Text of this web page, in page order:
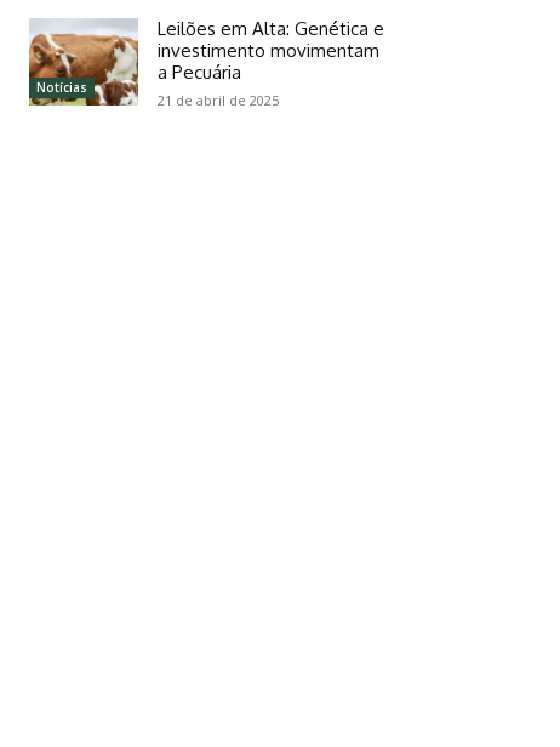
Notícias
Leilões em Alta: Genética e
investimento movimentam
a Pecuária
21 de abril de 2025